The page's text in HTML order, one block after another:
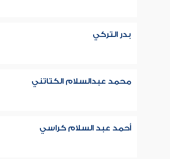
بدر التركي
محمد عبدالسلام الكتاتني
أحمد عبد السلام كراسي